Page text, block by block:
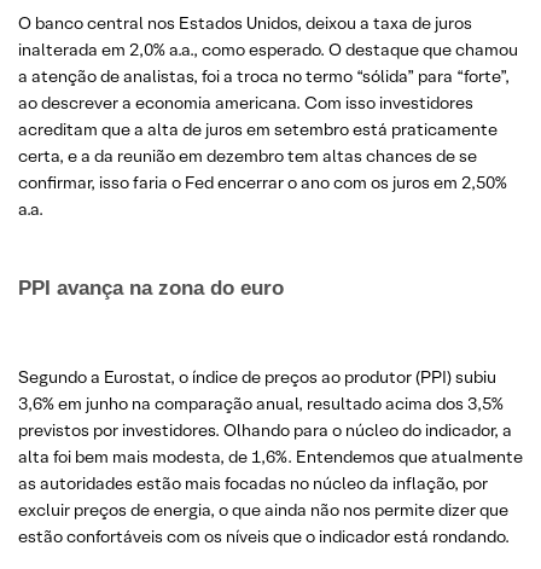
O banco central nos Estados Unidos, deixou a taxa de juros
inalterada em 2,0% a.a., como esperado. O destaque que chamou
a atenção de analistas, foi a troca no termo “sólida” para “forte”,
ao descrever a economia americana. Com isso investidores
acreditam que a alta de juros em setembro está praticamente
certa, e a da reunião em dezembro tem altas chances de se
confirmar, isso faria o Fed encerrar o ano com os juros em 2,50%
a.a.
PPI avança na zona do euro
Segundo a Eurostat, o índice de preços ao produtor (PPI) subiu
3,6% em junho na comparação anual, resultado acima dos 3,5%
previstos por investidores. Olhando para o núcleo do indicador, a
alta foi bem mais modesta, de 1,6%. Entendemos que atualmente
as autoridades estão mais focadas no núcleo da inflação, por
excluir preços de energia, o que ainda não nos permite dizer que
estão confortáveis com os níveis que o indicador está rondando.